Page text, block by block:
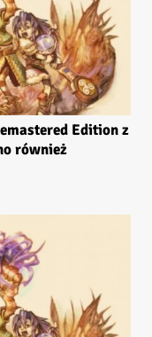
Edition z
również